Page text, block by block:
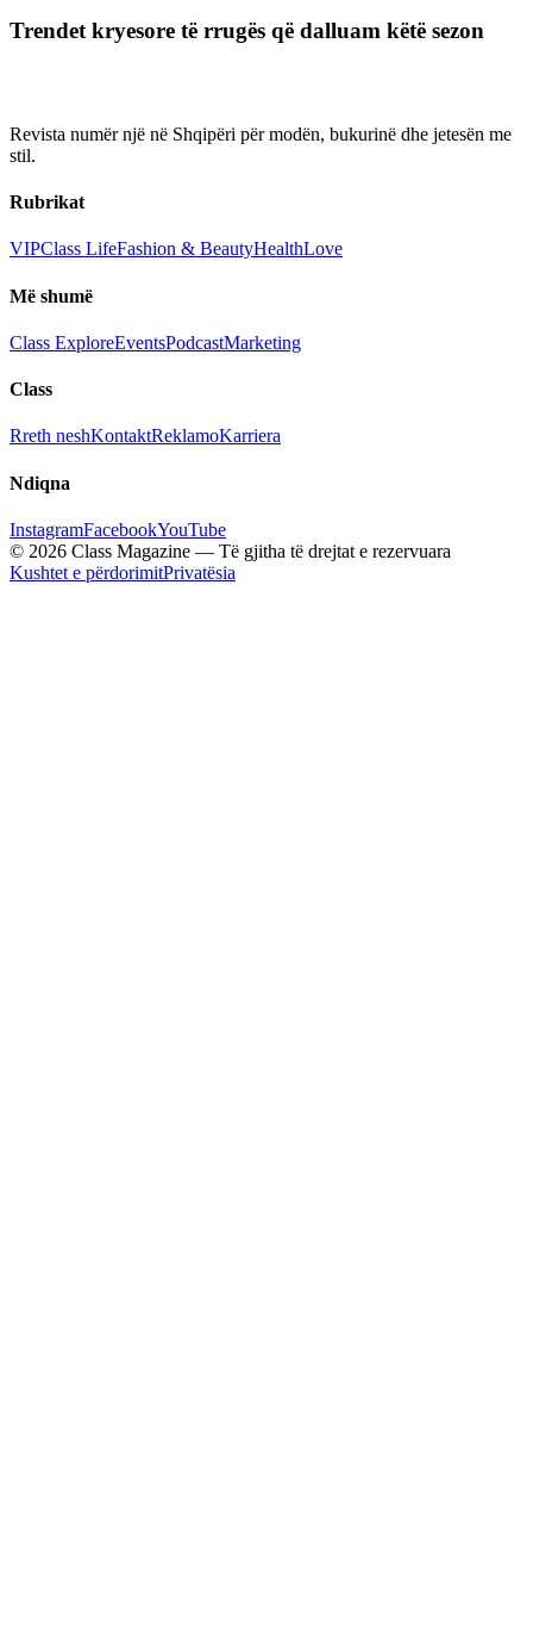
Trendet kryesore të rrugës që dalluam këtë sezon
Revista numër një në Shqipëri për modën, bukurinë dhe jetesën me
stil.
Rubrikat
VIPClass LifeFashion & BeautyHealthLove
Më shumë
Class ExploreEventsPodcastMarketing
Class
Rreth neshKontaktReklamoKarriera
Ndiqna
InstagramFacebookYouTube
© 2026 Class Magazine — Të gjitha të drejtat e rezervuara
Kushtet e përdorimitPrivatësia